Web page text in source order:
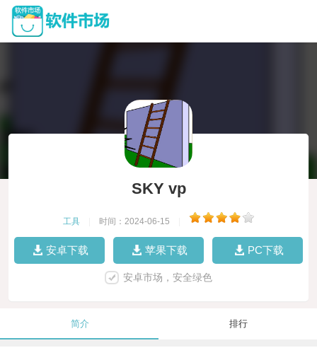
SKY vp
工具 时间：2024-06-15
安卓下载 苹果下载 PC下载
安卓市场，安全绿色
简介 排行